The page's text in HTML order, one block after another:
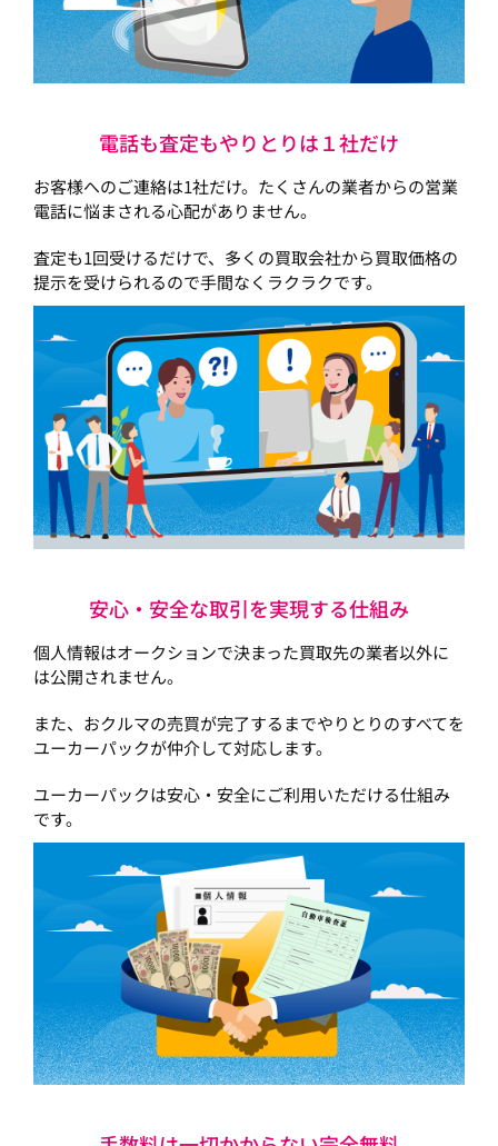
電話も査定もやりとりは１社だけ
お客様へのご連絡は1社だけ。たくさんの業者からの営業
電話に悩まされる心配がありません。
査定も1回受けるだけで、多くの買取会社から買取価格の
提示を受けられるので手間なくラクラクです。
安心・安全な取引を実現する仕組み
個人情報はオークションで決まった買取先の業者以外に
は公開されません。
また、おクルマの売買が完了するまでやりとりのすべてを
ユーカーパックが仲介して対応します。
ユーカーパックは安心・安全にご利用いただける仕組み
です。